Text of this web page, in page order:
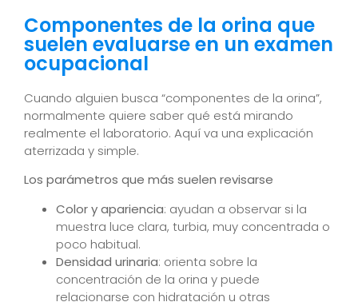
Componentes de la orina que
suelen evaluarse en un examen
ocupacional
Cuando alguien busca “componentes de la orina”,
normalmente quiere saber qué está mirando
realmente el laboratorio. Aquí va una explicación
aterrizada y simple.
Los parámetros que más suelen revisarse
Color y apariencia: ayudan a observar si la
muestra luce clara, turbia, muy concentrada o
poco habitual.
Densidad urinaria: orienta sobre la
concentración de la orina y puede
relacionarse con hidratación u otras